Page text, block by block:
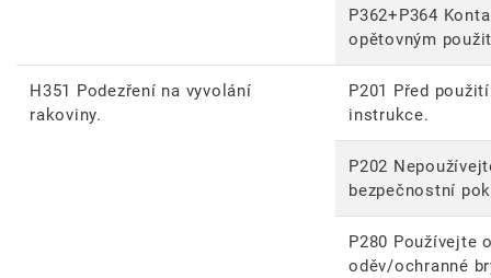
P362+P364
opětovným
H351 Podezření na vyvolání
rakoviny.
P201 Před
instrukce.
P202
bezpečnostní
P280 Používejte
oděv/ochranné